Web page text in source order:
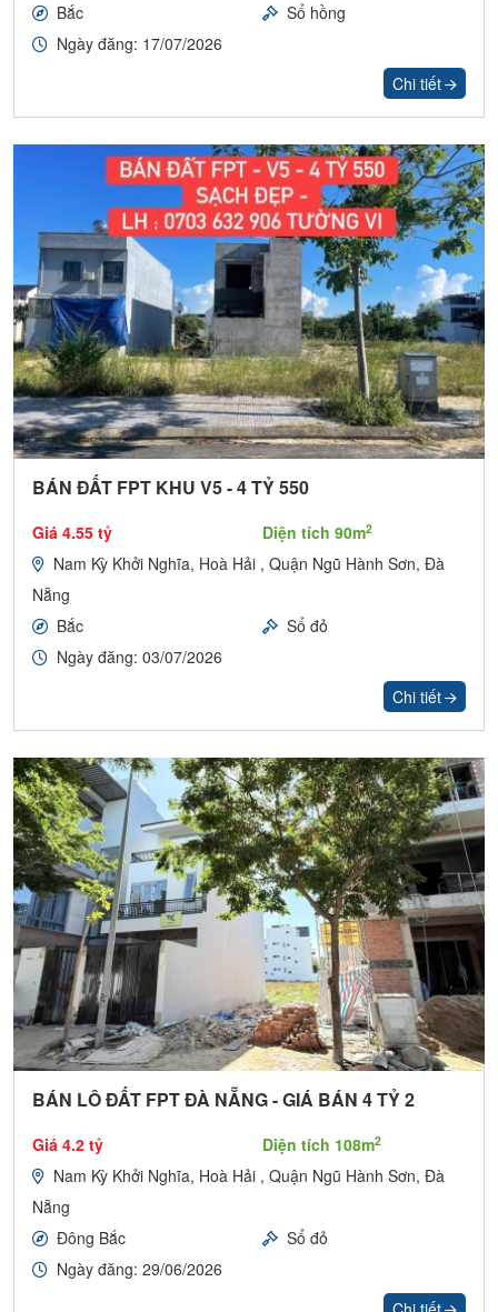
Bắc
Sổ hồng
Ngày đăng: 17/07/2026
Chi tiết
BÁN ĐẤT FPT KHU V5 - 4 TỶ 550
Giá 4.55 tỷ Diện tích 90m2
Nam Kỳ Khởi Nghĩa, Hoà Hải , Quận Ngũ Hành Sơn, Đà
Nẵng
Bắc
Sổ đỏ
Ngày đăng: 03/07/2026
Chi tiết
BÁN LÔ ĐẤT FPT ĐÀ NẴNG - GIÁ BÁN 4 TỶ 2
Giá 4.2 tỷ Diện tích 108m2
Nam Kỳ Khởi Nghĩa, Hoà Hải , Quận Ngũ Hành Sơn, Đà
Nẵng
Đông Bắc
Sổ đỏ
Ngày đăng: 29/06/2026